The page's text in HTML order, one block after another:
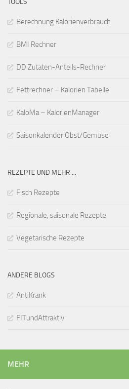
Berechnung Kalorienverbrauch
BMI Rechner
DD Zutaten-Anteils-Rechner
Fettrechner – Kalorien Tabelle
KaloMa – KalorienManager
Saisonkalender Obst/Gemüse
REZEPTE UND MEHR ...
Fisch Rezepte
Regionale, saisonale Rezepte
Vegetarische Rezepte
ANDERE BLOGS
AntiKrank
FITundAttraktiv
MEHR